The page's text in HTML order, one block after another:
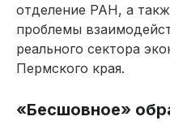
отделение РАН, а
проблемы
реального сектора
Пермского края.
«Бесшовное»